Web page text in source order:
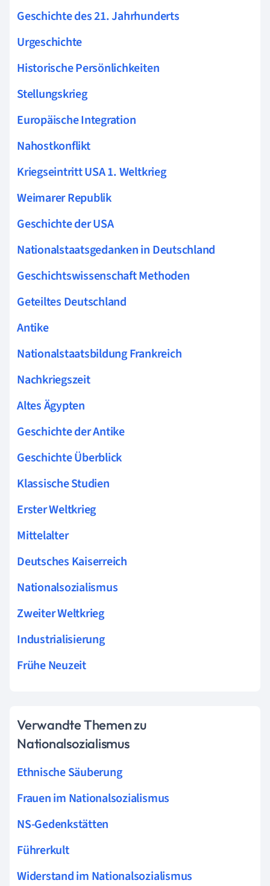
Geschichte des 21. Jahrhunderts
Urgeschichte
Historische Persönlichkeiten
Stellungskrieg
Europäische Integration
Nahostkonflikt
Kriegseintritt USA 1. Weltkrieg
Weimarer Republik
Geschichte der USA
Nationalstaatsgedanken in Deutschland
Geschichtswissenschaft Methoden
Geteiltes Deutschland
Antike
Nationalstaatsbildung Frankreich
Nachkriegszeit
Altes Ägypten
Geschichte der Antike
Geschichte Überblick
Klassische Studien
Erster Weltkrieg
Mittelalter
Deutsches Kaiserreich
Nationalsozialismus
Zweiter Weltkrieg
Industrialisierung
Frühe Neuzeit
Verwandte Themen zu
Nationalsozialismus
Ethnische Säuberung
Frauen im Nationalsozialismus
NS-Gedenkstätten
Führerkult
Widerstand im Nationalsozialismus